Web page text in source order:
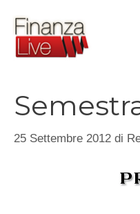
contenuto
25 Settembre 2012 di